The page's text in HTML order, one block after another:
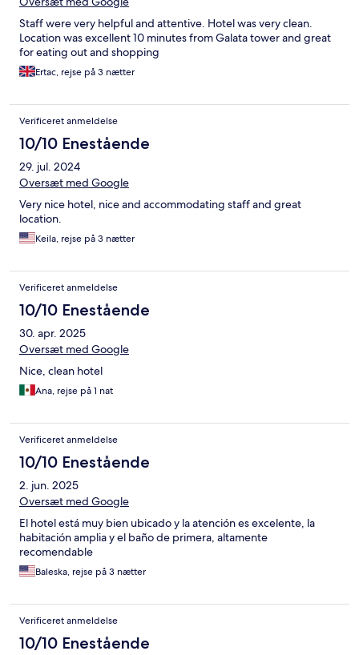
Staff were very helpful and attentive. Hotel was very clean.
Location was excellent 10 minutes from Galata tower and great
for eating out and shopping
Ertac, rejse på 3 nætter
Verificeret anmeldelse
10/10 Enestående
29. jul. 2024
Oversæt med Google
Very nice hotel, nice and accommodating staff and great
location.
Keila, rejse på 3 nætter
Verificeret anmeldelse
10/10 Enestående
30. apr. 2025
Oversæt med Google
Nice, clean hotel
Ana, rejse på 1 nat
Verificeret anmeldelse
10/10 Enestående
2. jun. 2025
Oversæt med Google
El hotel está muy bien ubicado y la atención es excelente, la
habitación amplia y el baño de primera, altamente
recomendable
Baleska, rejse på 3 nætter
Verificeret anmeldelse
10/10 Enestående